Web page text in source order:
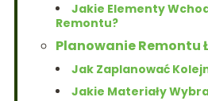
Jakie Elementy
Remontu?
Planowanie Remontu
Jak Zaplanować
Jakie Materiały